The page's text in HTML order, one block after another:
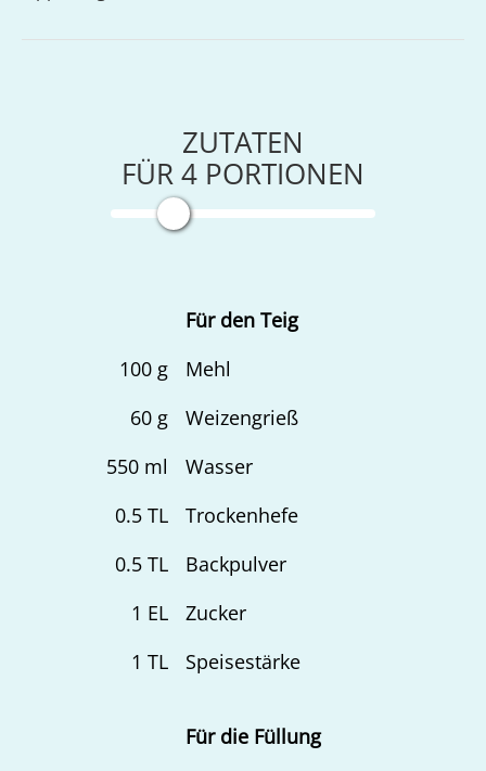
ZUTATEN
FÜR4 PORTIONEN
Für den Teig
100g
Mehl
60g
Weizengrieß
550ml
Wasser
0.5TL
Trockenhefe
0.5TL
Backpulver
1 EL
Zucker
1 TL Speisestärke
Für die Füllung